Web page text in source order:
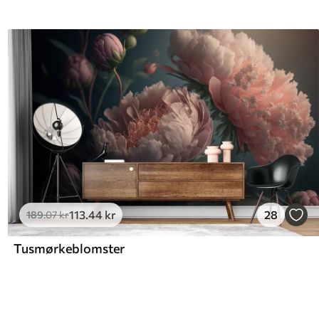
189.07kr113.44 kr 28
Tusmørkeblomster